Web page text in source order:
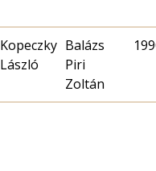
Kopeczky
László
Balázs
Piri
Zoltán